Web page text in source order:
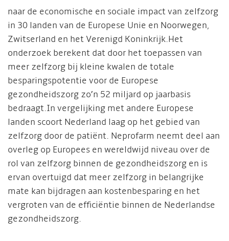
naar de economische en sociale impact van zelfzorg
in 30 landen van de Europese Unie en Noorwegen,
Zwitserland en het Verenigd Koninkrijk.Het
onderzoek berekent dat door het toepassen van
meer zelfzorg bij kleine kwalen de totale
besparingspotentie voor de Europese
gezondheidszorg zo’n 52 miljard op jaarbasis
bedraagt.In vergelijking met andere Europese
landen scoort Nederland laag op het gebied van
zelfzorg door de patiënt. Neprofarm neemt deel aan
overleg op Europees en wereldwijd niveau over de
rol van zelfzorg binnen de gezondheidszorg en is
ervan overtuigd dat meer zelfzorg in belangrijke
mate kan bijdragen aan kostenbesparing en het
vergroten van de efficiëntie binnen de Nederlandse
gezondheidszorg.